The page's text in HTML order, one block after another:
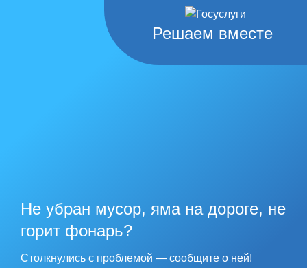
Решаем вместе
Не убран мусор, яма на дороге, не
горит фонарь?
Столкнулись с проблемой — сообщите о ней!